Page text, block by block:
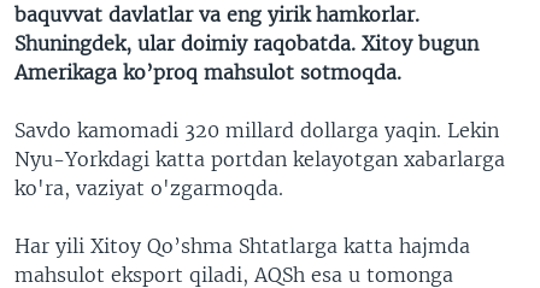
baquvvat davlatlar va eng yirik hamkorlar.
Shuningdek, ular doimiy raqobatda. Xitoy bugun
Amerikaga ko’proq mahsulot sotmoqda.
Savdo kamomadi 320 millard dollarga yaqin. Lekin
Nyu-Yorkdagi katta portdan kelayotgan xabarlarga
ko'ra, vaziyat o'zgarmoqda.
Har yili Xitoy Qo’shma Shtatlarga katta hajmda
mahsulot eksport qiladi, AQSh esa u tomonga